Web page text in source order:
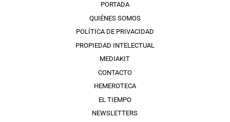
PORTADA
QUIÉNES SOMOS
POLÍTICA DE PRIVACIDAD
PROPIEDAD INTELECTUAL
MEDIAKIT
CONTACTO
HEMEROTECA
EL TIEMPO
NEWSLETTERS